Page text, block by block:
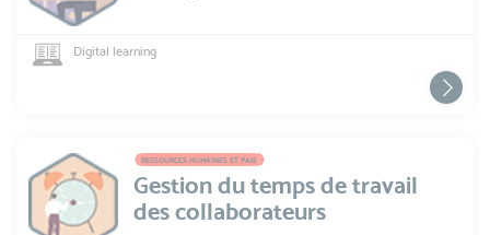
Digital learning
RESSOURCES HUMAINES ET PAIE
Gestion du temps de travail
des collaborateurs